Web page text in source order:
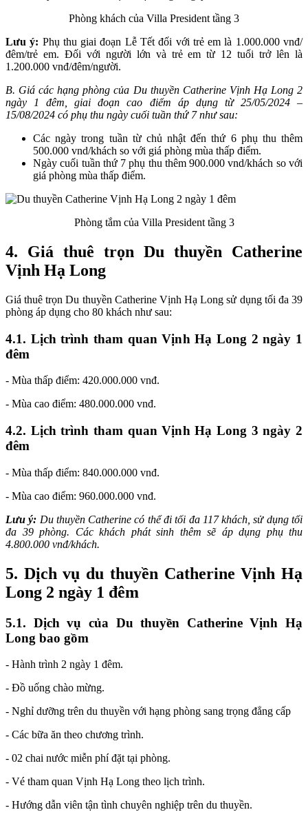
Phòng khách của Villa President tầng 3
Lưu ý: Phụ thu giai đoạn Lễ Tết đối với trẻ em là 1.000.000 vnđ/
đêm/trẻ em. Đối với người lớn và trẻ em từ 12 tuổi trở lên là
1.200.000 vnđ/đêm/người.
B. Giá các hạng phòng của Du thuyền Catherine Vịnh Hạ Long 2
ngày 1 đêm, giai đoạn cao điểm áp dụng từ 25/05/2024 –
15/08/2024 có phụ thu ngày cuối tuần thứ 7 như sau:
Các ngày trong tuần từ chủ nhật đến thứ 6 phụ thu thêm
500.000 vnd/khách so với giá phòng mùa thấp điểm.
Ngày cuối tuần thứ 7 phụ thu thêm 900.000 vnd/khách so với
giá phòng mùa thấp điểm.
Phòng tắm của Villa President tầng 3
4. Giá thuê trọn Du thuyền Catherine
Vịnh Hạ Long
Giá thuê trọn Du thuyền Catherine Vịnh Hạ Long sử dụng tối đa 39
phòng áp dụng cho 80 khách như sau:
4.1. Lịch trình tham quan Vịnh Hạ Long 2 ngày 1
đêm
- Mùa thấp điểm: 420.000.000 vnđ.
- Mùa cao điểm: 480.000.000 vnđ.
4.2. Lịch trình tham quan Vịnh Hạ Long 3 ngày 2
đêm
- Mùa thấp điểm: 840.000.000 vnđ.
- Mùa cao điểm: 960.000.000 vnđ.
Lưu ý: Du thuyền Catherine có thể đi tối đa 117 khách, sử dụng tối
đa 39 phòng. Các khách phát sinh thêm sẽ áp dụng phụ thu
4.800.000 vnđ/khách.
5. Dịch vụ du thuyền Catherine Vịnh Hạ
Long 2 ngày 1 đêm
5.1. Dịch vụ của Du thuyền Catherine Vịnh Hạ
Long bao gồm
- Hành trình 2 ngày 1 đêm.
- Đồ uống chào mừng.
- Nghỉ dưỡng trên du thuyền với hạng phòng sang trọng đẳng cấp
- Các bữa ăn theo chương trình.
- 02 chai nước miễn phí đặt tại phòng.
- Vé tham quan Vịnh Hạ Long theo lịch trình.
- Hướng dẫn viên tận tình chuyên nghiệp trên du thuyền.